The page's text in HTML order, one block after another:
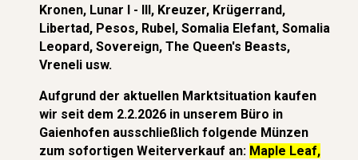
Kronen, Lunar I - III, Kreuzer, Krügerrand,
Libertad, Pesos, Rubel, Somalia Elefant,Somalia
Leopard, Sovereign, The Queen's Beasts,
Vreneli usw.
Aufgrund der aktuellen Marktsituation kaufen
wir seit dem 2.2.2026 in unserem Büro in
Gaienhofen ausschließlich folgende Münzen
zum sofortigen Weiterverkauf an: Maple Leaf,